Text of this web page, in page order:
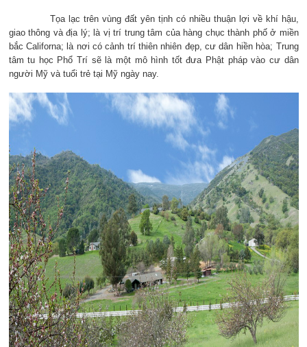
Tọa lạc trên vùng đất yên tịnh có nhiều thuận lợi về khí hậu,
giao thông và địa lý; là vị trí trung tâm của hàng chục thành phố ở miền
bắc Californa; là nơi có cảnh trí thiên nhiên đẹp, cư dân hiền hòa; Trung
tâm tu học Phổ Trí sẽ là một mô hình tốt đưa Phật pháp vào cư dân
người Mỹ và tuổi trẻ tại Mỹ ngày nay.